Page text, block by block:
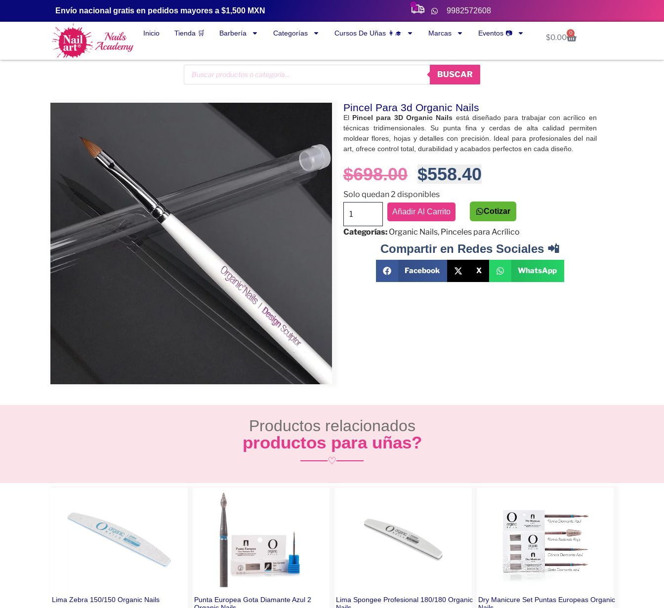
Envío nacional gratis en pedidos mayores a $1,500 MXN 9982572608
Inicio Tienda 🛒 Barbería Categorías Cursos De Uñas 👩‍🎓 Marcas Eventos 📷 $0.00
0
BUSCAR
Pincel Para 3d Organic Nails
El Pincel para 3D Organic Nails está diseñado para trabajar con acrílico en
técnicas tridimensionales. Su punta fina y cerdas de alta calidad permiten
moldear flores, hojas y detalles con precisión. Ideal para profesionales del nail
art, ofrece control total, durabilidad y acabados perfectos en cada diseño.
$698.00 $558.40
Solo quedan 2 disponibles
Añadir Al Carrito Cotizar
Categorías: Organic Nails, Pinceles para Acrílico
Compartir en Redes Sociales 📲
Facebook X WhatsApp
Productos relacionados
productos para uñas?
♡
Lima Zebra 150/150 Organic Nails
Punta Europea Gota Diamante Azul 2
Lima Spongee Profesional 180/180 Organic
Dry Manicure Set Puntas Europeas Organic